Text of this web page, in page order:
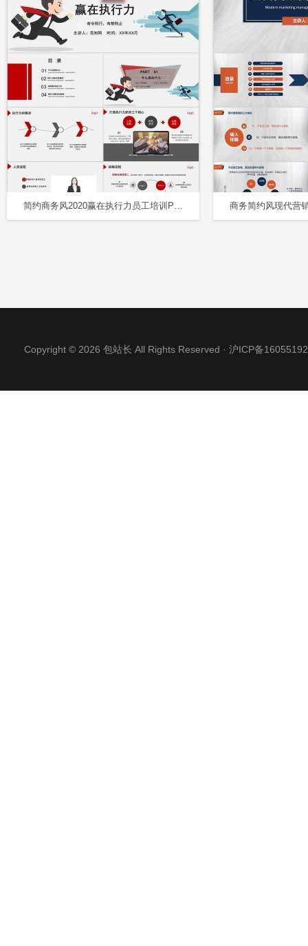
简约商务风2020赢在执行力员工培训PPT模板
Copyright © 2026 包站长 All Rights Reserved · 沪ICP备